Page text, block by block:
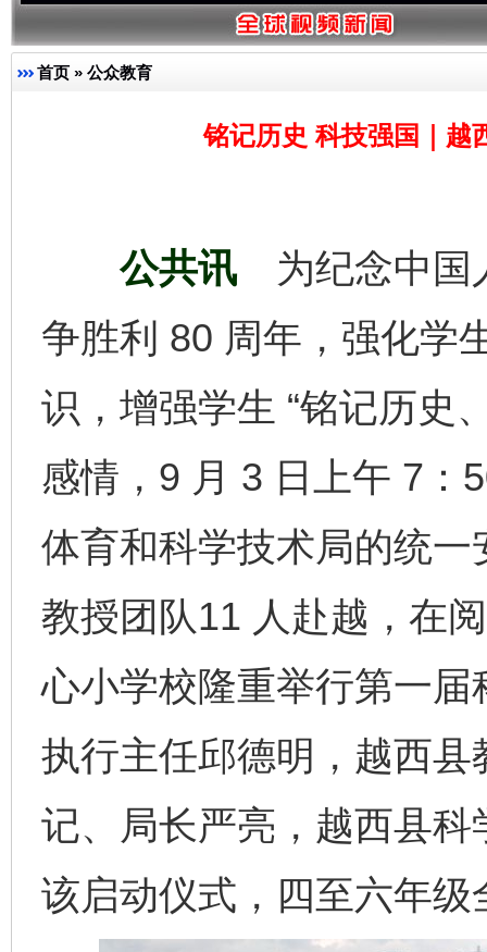
首页 » 公众教育
铭记历史 科技强国｜越
公共讯 为纪念中国
争胜利 80 周年，强化学
识，增强学生 “铭记历史
感情，9 月 3 日上午 7：
体育和科学技术局的统
教授团队11 人赴越，在
心小学校隆重举行第一
执行主任邱德明，越西
记、局长严亮，越西县
该启动仪式，四至六年